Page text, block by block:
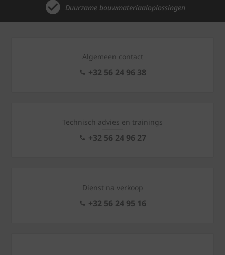
Duurzame bouwmateriaaloplossingen
Algemeen contact
+32 56 24 96 38
Technisch advies en trainings
+32 56 24 96 27
Dienst na verkoop
+32 56 24 95 16